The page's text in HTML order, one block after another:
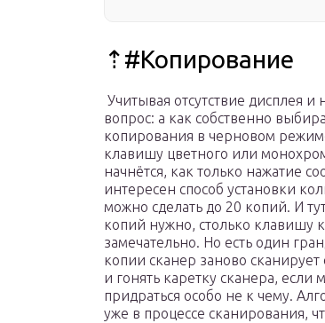
⇡#Копирование
Учитывая отсутствие дисплея
вопрос: а как собственно
копирования в черновом
клавишу цветного или
начнётся, как только нажатие
интересен способ установки
можно сделать до 20 копий. И
копий нужно, столько клавишу
замечательно. Но есть один
копии сканер заново
и гонять каретку сканера, если
придраться особо не к чему.
уже в процессе сканирования,